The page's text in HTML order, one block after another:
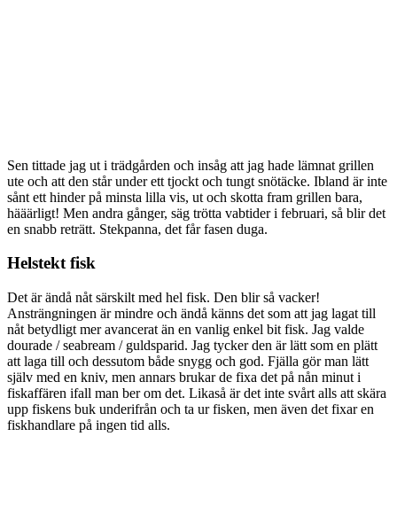
Sen tittade jag ut i trädgården och insåg att jag hade lämnat grillen
ute och att den står under ett tjockt och tungt snötäcke. Ibland är inte
sånt ett hinder på minsta lilla vis, ut och skotta fram grillen bara,
hääärligt! Men andra gånger, säg trötta vabtider i februari, så blir det
en snabb reträtt. Stekpanna, det får fasen duga.
Helstekt fisk
Det är ändå nåt särskilt med hel fisk. Den blir så vacker!
Ansträngningen är mindre och ändå känns det som att jag lagat till
nåt betydligt mer avancerat än en vanlig enkel bit fisk. Jag valde
dourade / seabream / guldsparid. Jag tycker den är lätt som en plätt
att laga till och dessutom både snygg och god. Fjälla gör man lätt
själv med en kniv, men annars brukar de fixa det på nån minut i
fiskaffären ifall man ber om det. Likaså är det inte svårt alls att skära
upp fiskens buk underifrån och ta ur fisken, men även det fixar en
fiskhandlare på ingen tid alls.